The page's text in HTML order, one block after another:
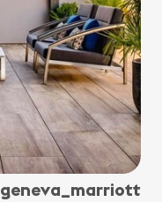
geneva_marriott